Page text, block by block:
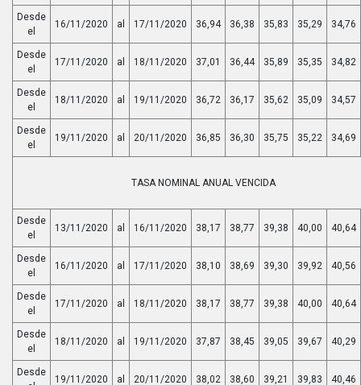
Desde
el
16/11/2020 al 17/11/2020 36,94 36,38 35,83 35,29 34,76
Desde
el
17/11/2020 al 18/11/2020 37,01 36,44 35,89 35,35 34,82
Desde
el
18/11/2020 al 19/11/2020 36,72 36,17 35,62 35,09 34,57
Desde
el
19/11/2020 al 20/11/2020 36,85 36,30 35,75 35,22 34,69
TASA NOMINAL ANUAL VENCIDA
Desde
el
13/11/2020 al 16/11/2020 38,17 38,77 39,38 40,00 40,64
Desde
el
16/11/2020 al 17/11/2020 38,10 38,69 39,30 39,92 40,56
Desde
el
17/11/2020 al 18/11/2020 38,17 38,77 39,38 40,00 40,64
Desde
el
18/11/2020 al 19/11/2020 37,87 38,45 39,05 39,67 40,29
Desde
19/11/2020 al 20/11/2020 38,02 38,60 39,21 39,83 40,46